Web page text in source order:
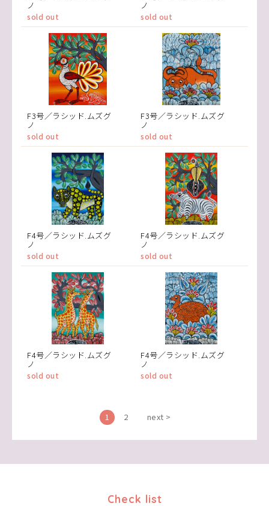
ノ
sold out
ノ
sold out
F3号／ラシッド.ムズグ
ノ
sold out
F3号／ラシッド.ムズグ
ノ
sold out
F4号／ラシッド.ムズグ
ノ
sold out
F4号／ラシッド.ムズグ
ノ
sold out
F4号／ラシッド.ムズグ
ノ
sold out
F4号／ラシッド.ムズグ
ノ
sold out
1 2 next >
Check list